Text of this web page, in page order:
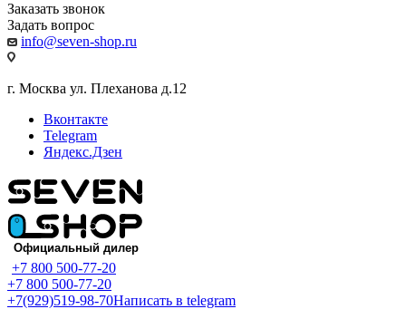
Заказать звонок
Задать вопрос
info@seven-shop.ru
г. Москва ул. Плеханова д.12
Вконтакте
Telegram
Яндекс.Дзен
+7 800 500-77-20
+7 800 500-77-20
+7(929)519-98-70Написать в telegram